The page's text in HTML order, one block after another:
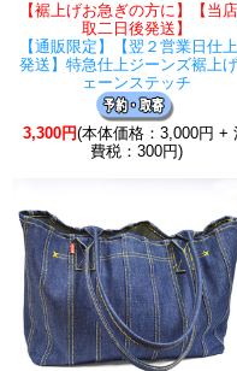
【裾上げお急ぎの方に】【当
取二日後発送】
【通販限定】【翌２営業日仕
発送】特急仕上ジーンズ裾上
ェーンステッチ
3,300円(本体価格：3,000円 +
費税：300円)